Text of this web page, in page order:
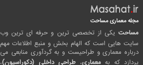
مجله معماری مساحت
مساحت یکی از تخصصی ترین و حرفه ای ترین وب
سایت هایی است که الهام بخش و منبع اطلاعات مهم
درباره معماری و طراحیست و به گردآوری منابعی می
پردازد که بهمعماری، طراحی داخلی (دکوراسیون)،